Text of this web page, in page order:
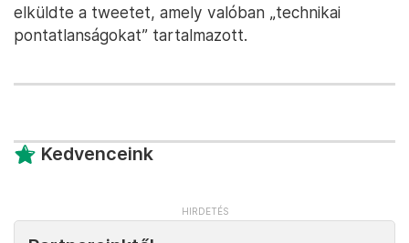
elküldte a tweetet, amely valóban „technikai
pontatlanságokat” tartalmazott.
Kedvenceink